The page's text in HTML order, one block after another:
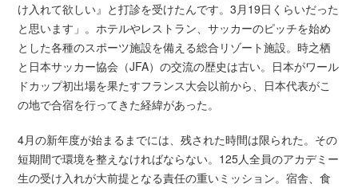
け入れて欲しい』と打診を受けたんです。3月19日くらいだった
と思います」。ホテルやレストラン、サッカーのピッチを始め
とした各種のスポーツ施設を備える総合リゾート施設。時之栖
と日本サッカー協会（JFA）の交流の歴史は古い。日本がワール
ドカップ初出場を果たすフランス大会以前から、日本代表がこ
の地で合宿を行ってきた経緯があった。
4月の新年度が始まるまでには、残された時間は限られた。その
短期間で環境を整えなければならない。125人全員のアカデミー
生の受け入れが大前提となる責任の重いミッション。宿舎、食